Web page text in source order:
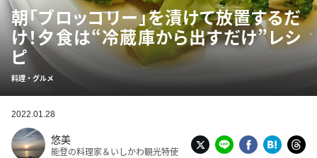
朝「ブロッコリー」を漬けて放置するだ
け！夕食は“冷蔵庫から出すだけ”レシ
ピ
料理・グルメ
2022.01.28
悠美
能登の料理家＆いしかわ観光特使